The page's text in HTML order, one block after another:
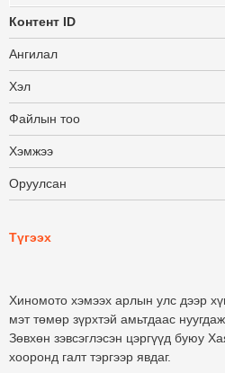
Контент ID
Ангилал
Хэл
Файлын тоо
Хэмжээ
Оруулсан
Түгээх
Хиномото хэмээх арлын улс дээр
мэт төмөр зүрхтэй амьтдаас
Зөвхөн зэвсэглэсэн цэргүүд буюу
хооронд галт тэргээр явдаг.